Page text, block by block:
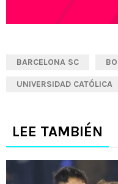
BARCELONA SC
UNIVERSIDAD CATÓLICA
LEE TAMBIÉN